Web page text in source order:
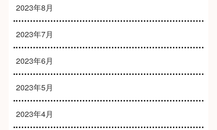
2023年8月
2023年7月
2023年6月
2023年5月
2023年4月